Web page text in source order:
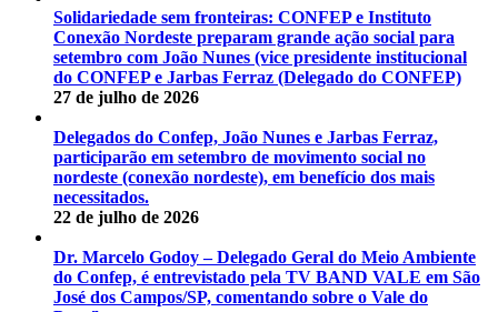
Solidariedade sem fronteiras: CONFEP e Instituto
Conexão Nordeste preparam grande ação social para
setembro com João Nunes (vice presidente institucional
do CONFEP e Jarbas Ferraz (Delegado do CONFEP)
27 de julho de 2026
Delegados do Confep, João Nunes e Jarbas Ferraz,
participarão em setembro de movimento social no
nordeste (conexão nordeste), em benefício dos mais
necessitados.
22 de julho de 2026
Dr. Marcelo Godoy – Delegado Geral do Meio Ambiente
do Confep, é entrevistado pela TV BAND VALE em São
José dos Campos/SP, comentando sobre o Vale do